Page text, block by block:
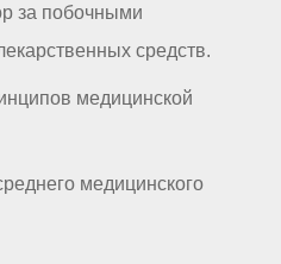
за побочными
средств.
медицинской
медицинского